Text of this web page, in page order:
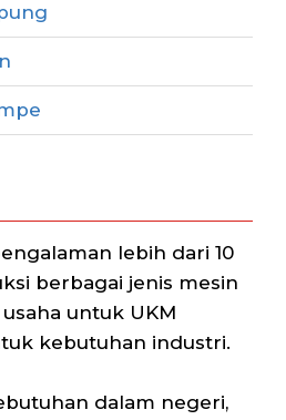
lebih dari 10
berbagai jenis mesin
untuk UKM
kebutuhan industri.
dalam negeri,